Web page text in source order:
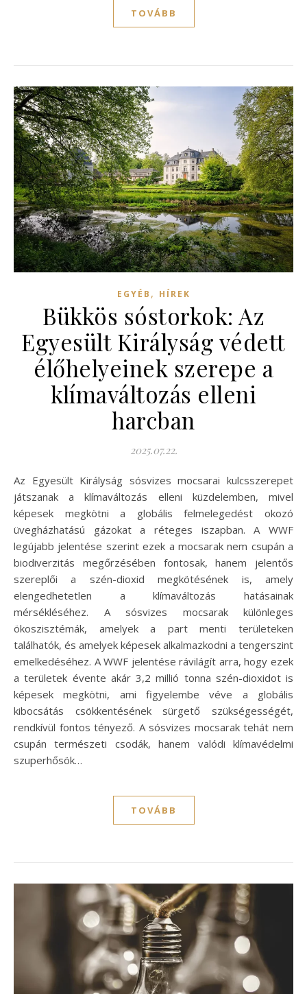
TOVÁBB
EGYÉB , HÍREK
Bükkös sóstorkok: Az
Egyesült Királyság védett
élőhelyeinek szerepe a
klímaváltozás elleni
harcban
2025.07.22.
Az Egyesült Királyság sósvizes mocsarai kulcsszerepet
játszanak a klímaváltozás elleni küzdelemben, mivel
képesek megkötni a globális felmelegedést okozó
üvegházhatású gázokat a réteges iszapban. A WWF
legújabb jelentése szerint ezek a mocsarak nem csupán a
biodiverzitás megőrzésében fontosak, hanem jelentős
szereplői a szén-dioxid megkötésének is, amely
elengedhetetlen a klímaváltozás hatásainak
mérsékléséhez. A sósvizes mocsarak különleges
ökoszisztémák, amelyek a part menti területeken
találhatók, és amelyek képesek alkalmazkodni a tengerszint
emelkedéséhez. A WWF jelentése rávilágít arra, hogy ezek
a területek évente akár 3,2 millió tonna szén-dioxidot is
képesek megkötni, ami figyelembe véve a globális
kibocsátás csökkentésének sürgető szükségességét,
rendkívül fontos tényező. A sósvizes mocsarak tehát nem
csupán természeti csodák, hanem valódi klímavédelmi
szuperhősök…
TOVÁBB